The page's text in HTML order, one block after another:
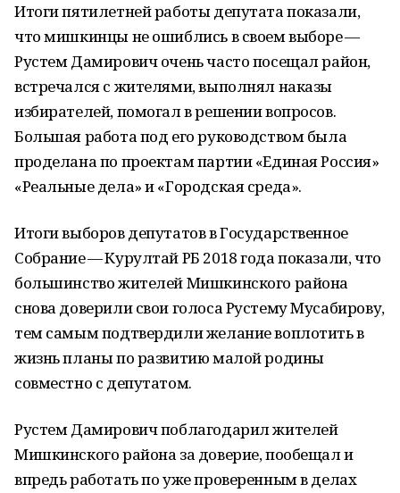
Итоги пятилетней работы депутата показали,
что мишкинцы не ошиблись в своем выборе —
Рустем Дамирович очень часто посещал район,
встречался с жителями, выполнял наказы
избирателей, помогал в решении вопросов.
Большая работа под его руководством была
проделана по проектам партии «Единая Россия»
«Реальные дела» и «Городская среда».
Итоги выборов депутатов в Государственное
Собрание — Курултай РБ 2018 года показали, что
большинство жителей Мишкинского района
снова доверили свои голоса Рустему Мусабирову,
тем самым подтвердили желание воплотить в
жизнь планы по развитию малой родины
совместно с депутатом.
Рустем Дамирович поблагодарил жителей
Мишкинского района за доверие, пообещал и
впредь работать по уже проверенным в делах